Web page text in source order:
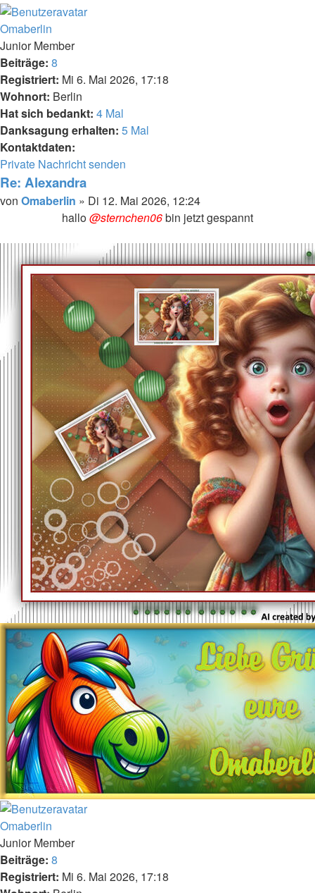
Nach
oben
Omaberlin
Junior Member
Beiträge: 8
Registriert: Mi 6. Mai 2026, 17:18
Wohnort: Berlin
Hat sich bedankt: 4 Mal
Danksagung erhalten: 5 Mal
Kontaktdaten:
Kontaktdaten
von
Omaberlin
Private Nachricht senden
Re: Alexandra
Melden
Zitieren
Beitrag
von Omaberlin » Di 12. Mai 2026, 12:24
hallo@sternchen06bin jetzt gespannt
Nach
oben
Omaberlin
Junior Member
Beiträge: 8
Registriert: Mi 6. Mai 2026, 17:18